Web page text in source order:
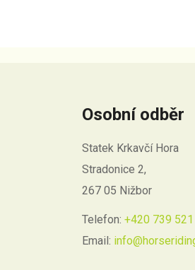
Osobní odběr
Statek Krkavčí Hora
Stradonice 2,
267 05 Nižbor
Telefon: +420 739
Email: